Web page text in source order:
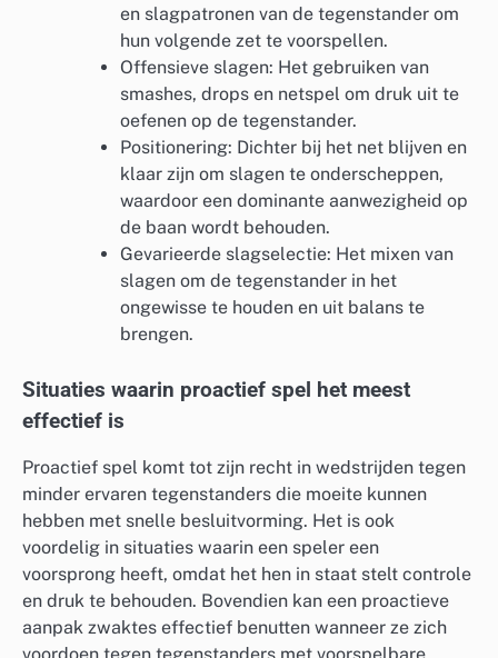
en slagpatronen van de tegenstander om
hun volgende zet te voorspellen.
Offensieve slagen: Het gebruiken van
smashes, drops en netspel om druk uit te
oefenen op de tegenstander.
Positionering: Dichter bij het net blijven en
klaar zijn om slagen te onderscheppen,
waardoor een dominante aanwezigheid op
de baan wordt behouden.
Gevarieerde slagselectie: Het mixen van
slagen om de tegenstander in het
ongewisse te houden en uit balans te
brengen.
Situaties waarin proactief spel het meest
effectief is
Proactief spel komt tot zijn recht in wedstrijden tegen
minder ervaren tegenstanders die moeite kunnen
hebben met snelle besluitvorming. Het is ook
voordelig in situaties waarin een speler een
voorsprong heeft, omdat het hen in staat stelt controle
en druk te behouden. Bovendien kan een proactieve
aanpak zwaktes effectief benutten wanneer ze zich